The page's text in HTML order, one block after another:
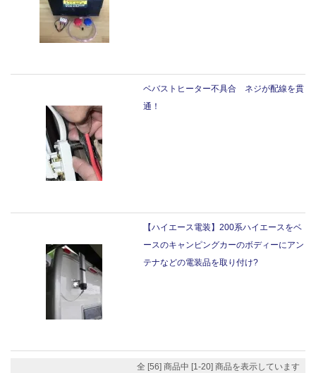
ベバストヒーター不具合 ネジが配線を貫
通！
【ハイエース電装】200系ハイエースをベ
ースのキャンピングカーのボディーにアン
テナなどの電装品を取り付け?
全 [56] 商品中 [1-20] 商品を表示しています